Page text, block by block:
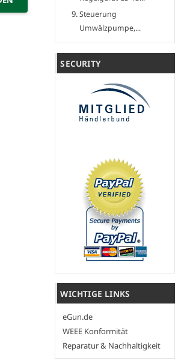
Steuerung
Umwälzpumpe,...
SECURITY
WICHTIGE LINKS
eGun.de
WEEE Konformität
Reparatur & Nachhaltigkeit